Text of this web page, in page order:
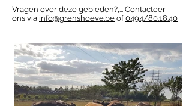
Vragen over deze gebieden?,... Contacteer
ons via info@grenshoeve.be of0494/80.18.40